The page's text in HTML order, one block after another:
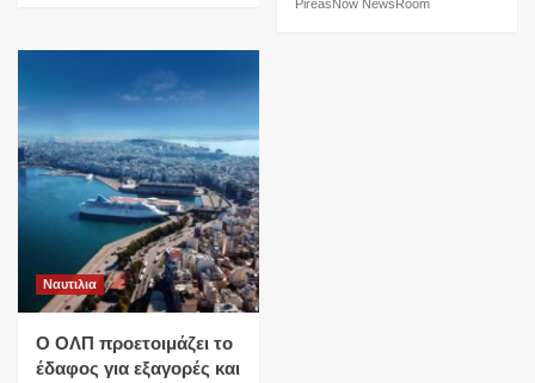
PireasNow NewsRoom
Ναυτιλια
O ΟΛΠ προετοιμάζει το
έδαφος για εξαγορές και